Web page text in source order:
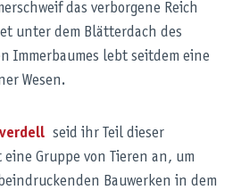
das verborgene Reich
unter dem Blätterdach des
Immerbaumes lebt seitdem eine
Wesen.
seid ihr Teil dieser
Gruppe von Tieren an, um
Bauwerken in dem